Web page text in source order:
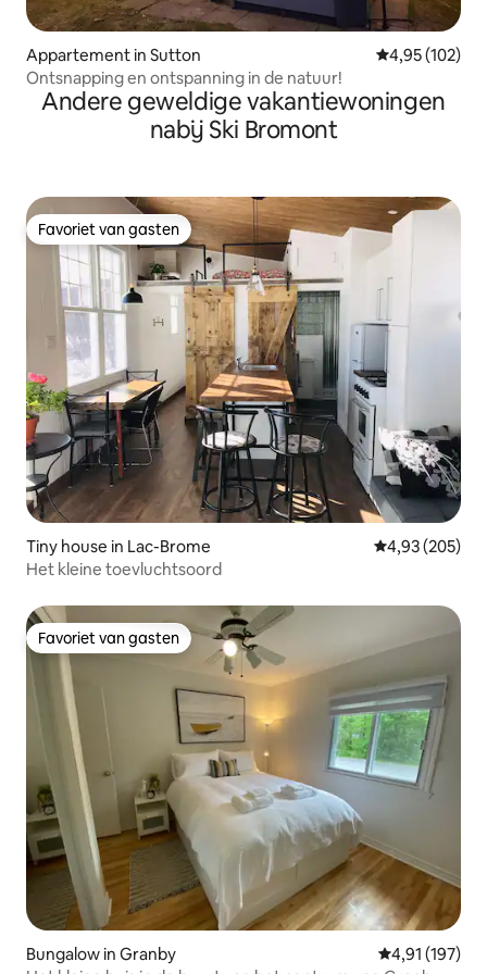
Appartement in Sutton Gemiddelde
4,95 (102)
Ontsnapping en ontspanning in de natuur!
Andere geweldige vakantiewoningen
nabij Ski Bromont
Favoriet van gasten
Favoriet van gasten
Tiny house in Lac-Brome Gemiddelde
4,93 (205)
Het kleine toevluchtsoord
Favoriet van gasten
Favoriet van gasten
Bungalow in Granby Gemiddelde
4,91 (197)